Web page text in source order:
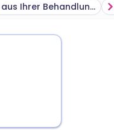
Das Beste aus Ihrer Behandlung herausholen